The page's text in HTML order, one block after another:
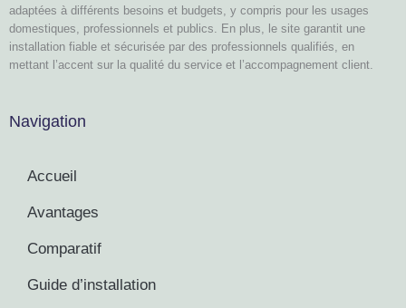
adaptées à différents besoins et budgets, y compris pour les usages
domestiques, professionnels et publics. En plus, le site garantit une
installation fiable et sécurisée par des professionnels qualifiés, en
mettant l’accent sur la qualité du service et l’accompagnement client.
Navigation
Accueil
Avantages
Comparatif
Guide d’installation